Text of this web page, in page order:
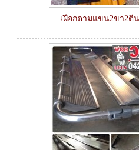
เฝือกดามแขน2ขา2ตี